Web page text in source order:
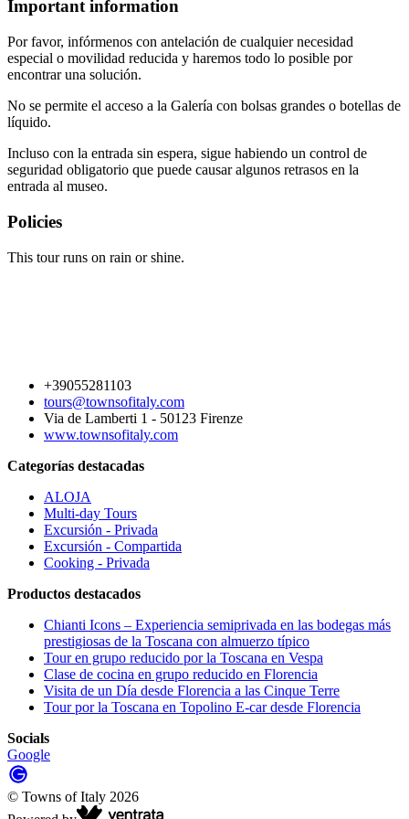
Important information
Por favor, infórmenos con antelación de cualquier necesidad
especial o movilidad reducida y haremos todo lo posible por
encontrar una solución.
No se permite el acceso a la Galería con bolsas grandes o botellas de
líquido.
Incluso con la entrada sin espera, sigue habiendo un control de
seguridad obligatorio que puede causar algunos retrasos en la
entrada al museo.
Policies
This tour runs on rain or shine.
+39055281103
tours@townsofitaly.com
Via de Lamberti 1 - 50123 Firenze
www.townsofitaly.com
Categorías destacadas
ALOJA
Multi-day Tours
Excursión - Privada
Excursión - Compartida
Cooking - Privada
Productos destacados
Chianti Icons – Experiencia semiprivada en las bodegas más
prestigiosas de la Toscana con almuerzo típico
Tour en grupo reducido por la Toscana en Vespa
Clase de cocina en grupo reducido en Florencia
Visita de un Día desde Florencia a las Cinque Terre
Tour por la Toscana en Topolino E-car desde Florencia
Socials
Google
© Towns of Italy 2026